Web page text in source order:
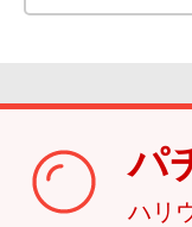
パ
ハリ